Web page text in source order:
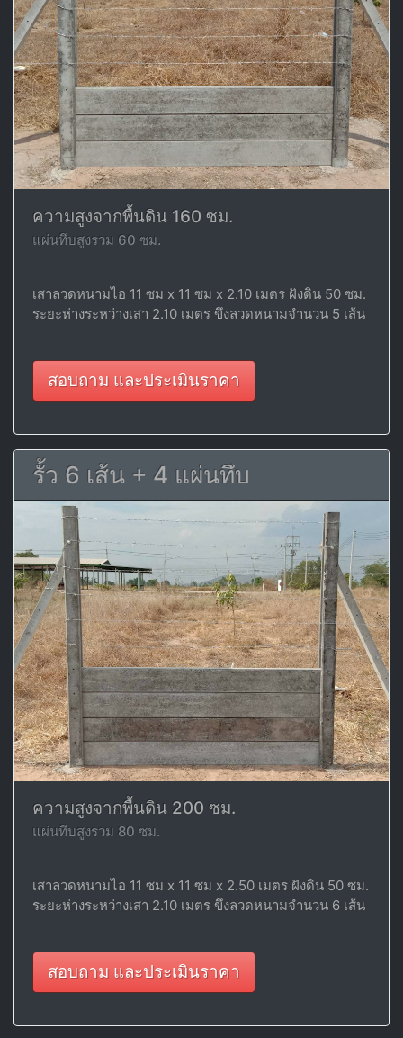
ความสูงจากพื้นดิน 160 ซม.
แผ่นทึบสูงรวม 60 ซม.
เสาลวดหนามไอ 11 ซม x 11 ซม x 2.10 เมตร ฝังดิน 50 ซม.
ระยะห่างระหว่างเสา 2.10 เมตร ขึงลวดหนามจำนวน 5 เส้น
สอบถาม และประเมินราคา
รั้ว 6 เส้น + 4 แผ่นทึบ
ความสูงจากพื้นดิน 200 ซม.
แผ่นทึบสูงรวม 80 ซม.
เสาลวดหนามไอ 11 ซม x 11 ซม x 2.50 เมตร ฝังดิน 50 ซม.
ระยะห่างระหว่างเสา 2.10 เมตร ขึงลวดหนามจำนวน 6 เส้น
สอบถาม และประเมินราคา